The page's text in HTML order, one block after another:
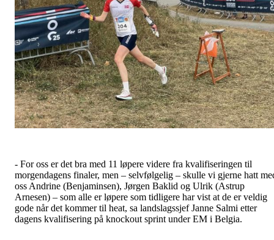
- For oss er det bra med 11 løpere videre fra kvalifiseringen til
morgendagens finaler, men – selvfølgelig – skulle vi gjerne hatt
oss Andrine (Benjaminsen), Jørgen Baklid og Ulrik (Astrup
Arnesen) – som alle er løpere som tidligere har vist at de er veldig
gode når det kommer til heat, sa landslagssjef Janne Salmi etter
dagens kvalifisering på knockout sprint under EM i Belgia.